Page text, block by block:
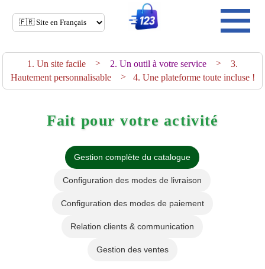
1. Un site facile > 2. Un outil à votre service >
3.
Hautement personnalisable>4. Une plateforme toute incluse !
Fait pour votre activité
Gestion complète du catalogue
Configuration des modes de livraison
Configuration des modes de paiement
Relation clients & communication
Gestion des ventes